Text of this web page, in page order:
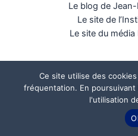
Le blog de
Le site de
Le site du média
Ce site utilise des
fréquentation. En
l'utilisation